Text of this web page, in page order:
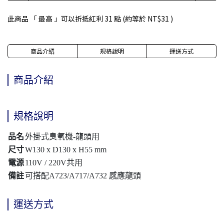
此商品 「 最高 」可以折抵紅利 31 點 (約等於 NT$31 )
商品介紹 規格說明 運送方式
商品介紹
規格說明
品名外掛式臭氧機-龍頭用
尺寸W130 x D130 x H55 mm
電源110V / 220V共用
備註可搭配A723/A717/A732 感應龍頭
運送方式